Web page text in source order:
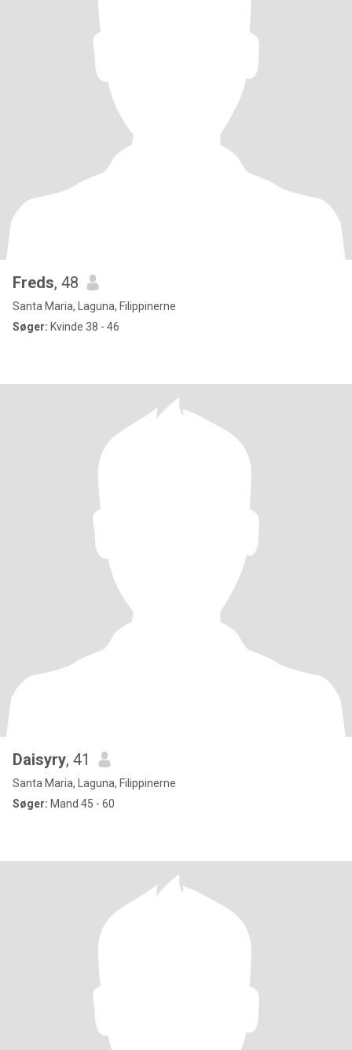
Freds, 48
Santa Maria, Laguna, Filippinerne
Søger: Kvinde 38 - 46
Daisyry, 41
Santa Maria, Laguna, Filippinerne
Søger: Mand 45 - 60